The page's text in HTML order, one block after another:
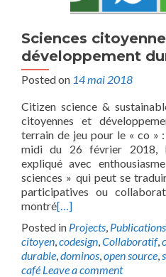
Sciences
développement
Posted on 14 mai 2018
Citizen science &
citoyennes et
terrain de jeu pour le « co
midi du 26 février 2018,
expliqué avec
sciences » qui peut se
participatives ou
montré[…]
Posted in Projects,
citoyen,codesign,Collaboratif,
durable,dominos,open source,
café Leave a comment